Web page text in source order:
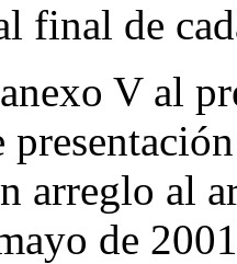
final de
V al
arreglo al
de